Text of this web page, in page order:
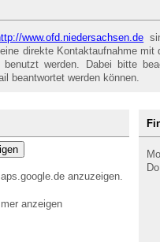
www.ofd.niedersachsen.de
direkte Kontaktaufnahme
benutzt werden. Dabei bitte
beantwortet werden können.
anzuzeigen.
anzeigen